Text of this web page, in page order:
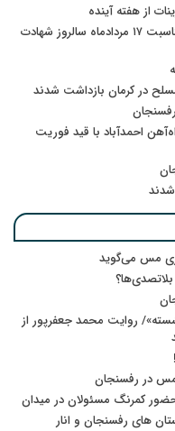
پیام رئیس کل دادگستری استان کرمان به مناسبت ۱۷ مردادماه سالروز شهادت
احمدآباد با قید فوریت
مس می‌گوید
روایت محمد جعفرپور از
مس در رفسنجان
حضور کمرنگ مسئولان در میدان
های رفسنجان و انار